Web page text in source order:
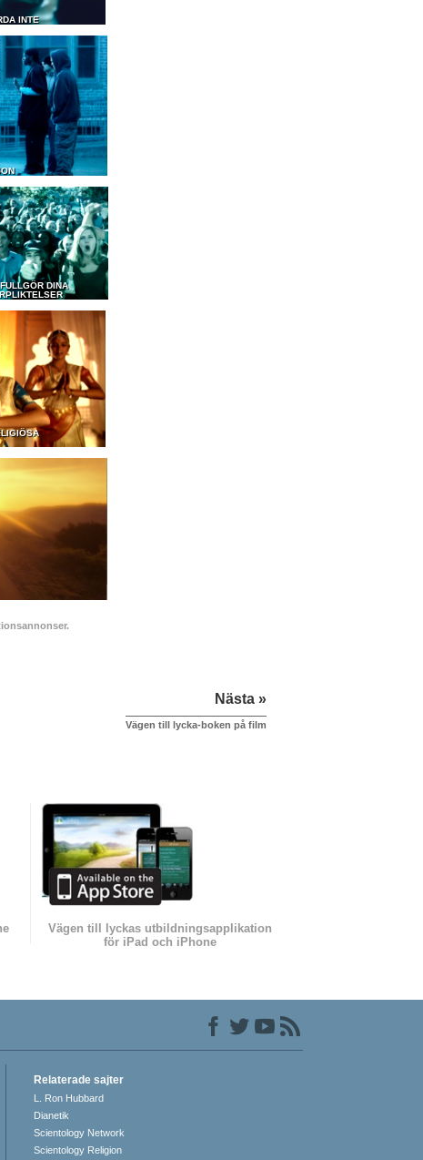
INTE
DINA
Nästa »
Vägen till lycka-boken på film
Vägen till lyckas utbildningsapplikation
för iPad och iPhone
Relaterade sajter
L. Ron Hubbard
Dianetik
Scientology Network
Scientology Religion